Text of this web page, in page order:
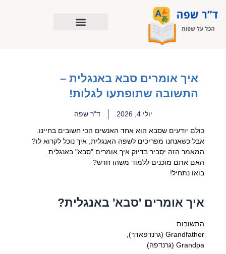
לתוכן
איך אומרים סבא באנגלית –
התשובה שתופתעו לגלות!
יולי 4, 2026 ד"ר שפה
כולם יודעים שסבא הוא אחד האנשים הכי חשובים בחיינו.
אבל כשאנחנו מפריכים לשפה האנגלית, איך נוכל לקרוא לו?
המאמר הזה יסביר בדיוק איך אומרים "סבא" באנגלית.
האם אתם מוכנים ללמוד משהו חדש?
בואו נתחיל!
איך אומרים 'סבא' באנגלית?
התשובות:
Grandfather (גרנדפאדר),
Grandpa (גרנדפה)